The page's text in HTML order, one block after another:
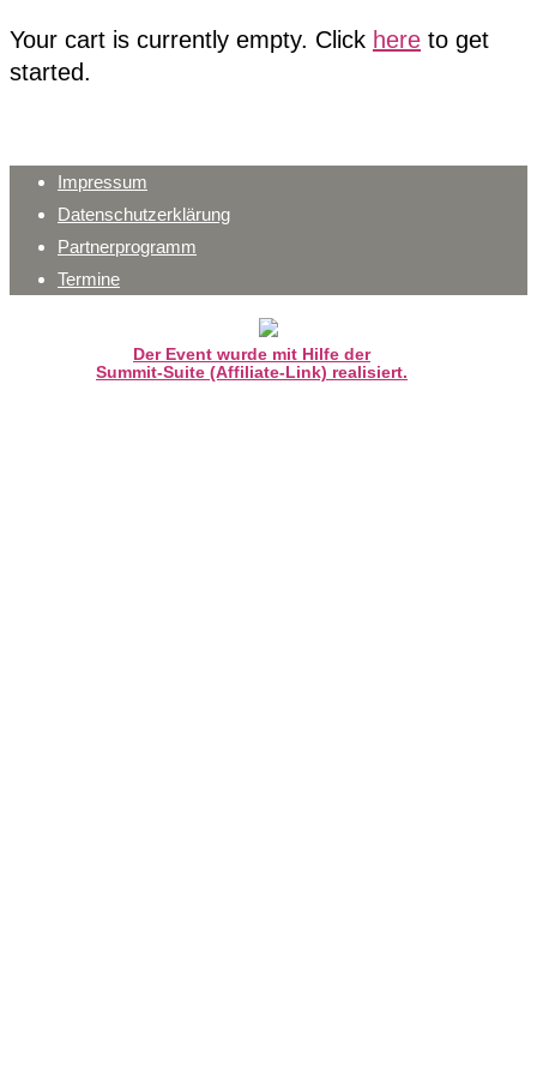
Your cart is currently empty. Click here to get
started.
Impressum
Datenschutzerklärung
Partnerprogramm
Termine
Der Event wurde mit Hilfe der
Summit-Suite (Affiliate-Link) realisiert.